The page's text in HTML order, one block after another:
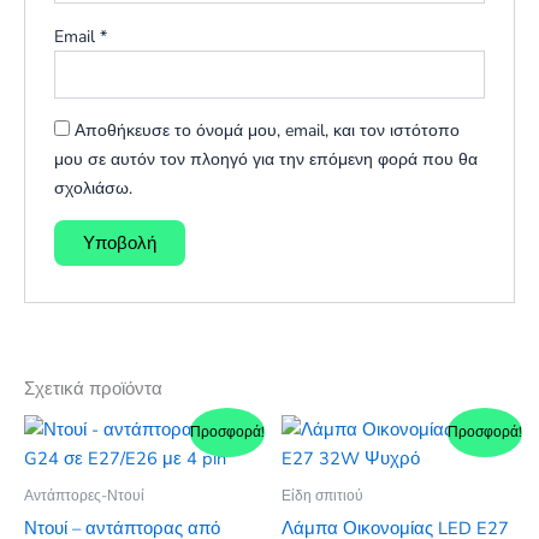
Email*
Αποθήκευσε το όνομά μου, email, και τον ιστότοπο
μου σε αυτόν τον πλοηγό για την επόμενη φορά που θα
σχολιάσω.
Σχετικά προϊόντα
Προσφορά!
Αντάπτορες-Ντουί
Ντουί – αντάπτορας από
Προσφορά!
Είδη σπιτιού
Λάμπα Οικονομίας LED E27